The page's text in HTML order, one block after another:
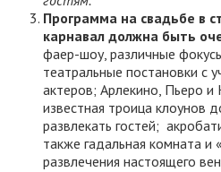
Программа на свадьбе в
карнавал должна быть
фаер-шоу, различные
театральные постановки с
актеров; Арлекино, Пьеро
известная троица клоунов
развлекать гостей;
также гадальная комната
развлечения настоящего